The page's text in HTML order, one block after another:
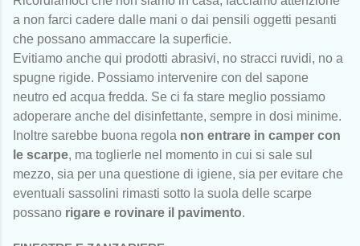
a non farci cadere dalle mani o dai pensili oggetti pesanti
che possano ammaccare la superficie.
Evitiamo anche qui prodotti abrasivi, no stracci ruvidi, no a
spugne rigide. Possiamo intervenire con del sapone
neutro ed acqua fredda. Se ci fa stare meglio possiamo
adoperare anche del disinfettante, sempre in dosi minime.
Inoltre sarebbe buona regola non entrare in camper con
le scarpe, ma toglierle nel momento in cui si sale sul
mezzo, sia per una questione di igiene, sia per evitare che
eventuali sassolini rimasti sotto la suola delle scarpe
possano rigare e rovinare il pavimento.